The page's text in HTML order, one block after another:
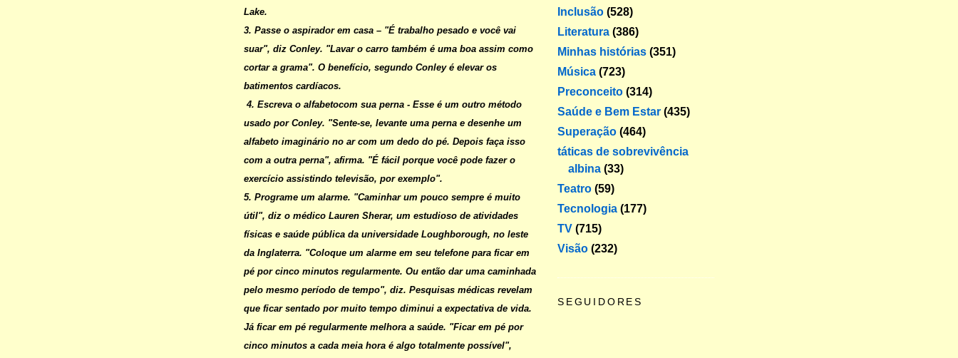
Lake.
3. Passe o aspirador em casa – "É trabalho pesado e você vai
suar", diz Conley. "Lavar o carro também é uma boa assim como
cortar a grama". O benefício, segundo Conley é elevar os
batimentos cardíacos.
4. Escreva o alfabetocom sua perna - Esse é um outro método
usado por Conley. "Sente-se, levante uma perna e desenhe um
alfabeto imaginário no ar com um dedo do pé. Depois faça isso
com a outra perna", afirma. "É fácil porque você pode fazer o
exercício assistindo televisão, por exemplo".
5. Programe um alarme. "Caminhar um pouco sempre é muito
útil", diz o médico Lauren Sherar, um estudioso de atividades
físicas e saúde pública da universidade Loughborough, no leste
da Inglaterra. "Coloque um alarme em seu telefone para ficar em
pé por cinco minutos regularmente. Ou então dar uma caminhada
pelo mesmo período de tempo", diz. Pesquisas médicas revelam
que ficar sentado por muito tempo diminui a expectativa de vida.
Já ficar em pé regularmente melhora a saúde. "Ficar em pé por
cinco minutos a cada meia hora é algo totalmente possível",
Inclusão (528)
Literatura (386)
Minhas histórias (351)
Música (723)
Preconceito (314)
Saúde e Bem Estar (435)
Superação (464)
táticas de sobrevivência
albina (33)
Teatro (59)
Tecnologia (177)
TV (715)
Visão (232)
SEGUIDORES